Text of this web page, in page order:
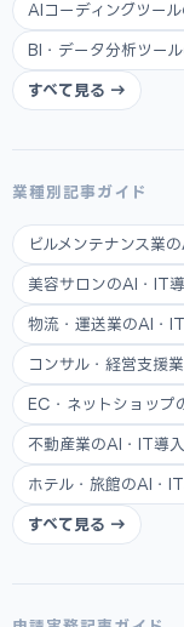
AIコーディングツー
BI・データ分析ツー
すべて見る →
業種別記事ガイド
ビルメンテナンス業
美容サロンのAI・IT
物流・運送業のAI・
コンサル・経営支援
EC・ネットショップ
不動産業のAI・IT導
ホテル・旅館のAI・
すべて見る →